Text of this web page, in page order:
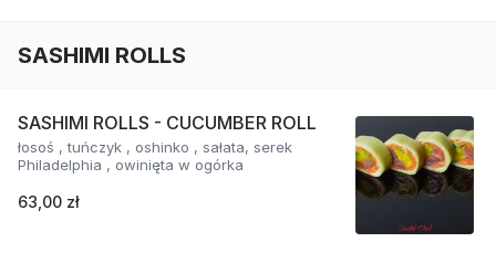
SASHIMI ROLLS
SASHIMI ROLLS - CUCUMBER ROLL
łosoś , tuńczyk , oshinko , sałata, serek
Philadelphia , owinięta w ogórka
63,00 zł